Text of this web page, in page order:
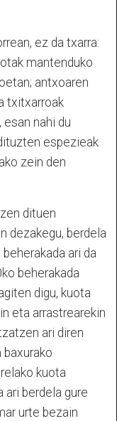
ez da txarra:
mantenduko
antxoaren
txitxarroak
esan nahi du
espezieak
zein den
dituen
dezakegu, berdela
ari da
beherakada
digu, kuota
eta arrastrearekin
ari diren
baxurako
kuota
berdela gure
urte bezain